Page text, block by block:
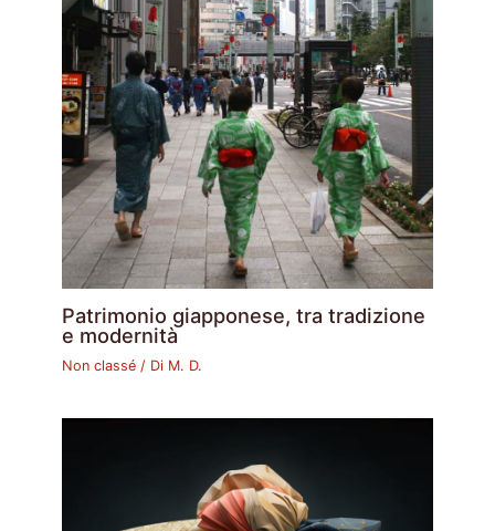
Patrimonio giapponese, tra tradizione
e modernità
Non classé / Di M. D.